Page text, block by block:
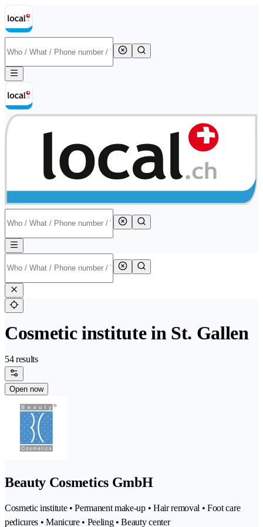
Cosmetic institute in St. Gallen
54 results
Open now
Beauty Cosmetics GmbH
Cosmetic institute • Permanent make-up • Hair removal • Foot care
pedicures • Manicure • Peeling • Beauty center